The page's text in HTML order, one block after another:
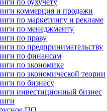
по бухучету
коммерция и продажи
по маркетингу и рекламе
по менеджменту
по праву
по предпринимательству
по финансам
по экономике
по экономической теории
по бизнесу
инвестиционный бизнес